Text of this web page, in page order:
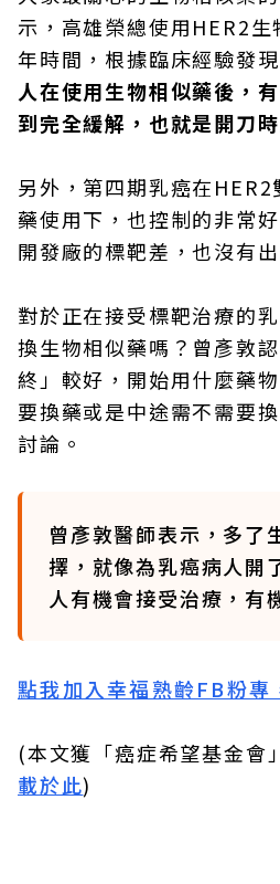
示，高雄榮總使用HER2
年時間，根據臨床經驗發
人在使用生物相似藥後，
到完全緩解，也就是開刀
另外，第四期乳癌在
藥使用下，也控制的非常
開發廠的標靶差，也沒有
對於正在接受標靶治療的
換生物相似藥嗎？曾彥敦
終」較好，開始用什麼藥
要換藥或是中途需不需要
討論。
曾彥敦醫師表示，多了
擇，就像為乳癌病人開
人有機會接受治療，有
點我加入幸福熟齡FB粉專
(本文獲「癌症希望基金會
載於此)